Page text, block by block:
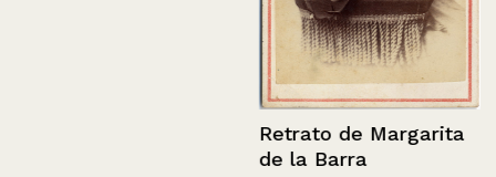
Retrato de Margarita
de la Barra